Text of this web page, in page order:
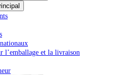
l’emballage et la livraison